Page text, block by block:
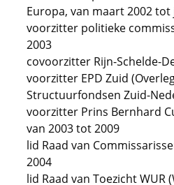
Europa, van maart 2002 tot
voorzitter politieke
2003
covoorzitter Rijn-Schelde-
voorzitter EPD Zuid
Structuurfondsen Zuid-
voorzitter Prins Bernhard
van 2003 tot 2009
lid Raad van
2004
lid Raad van Toezicht WUR